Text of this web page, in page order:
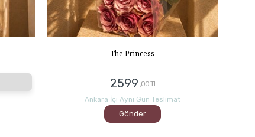
The Princess
2599 ,00 TL
Ankara İçi Aynı Gün Teslimat
Gönder